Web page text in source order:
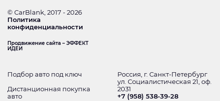
© CarBlank, 2017 - 2026
Политика
конфиденциальности
Продвижение сайта – ЭФФЕКТ
ИДЕИ
Подбор авто под ключ
Дистанционная покупка
авто
Россия, г. Санкт-Петербург
ул. Социалистическая 21, оф.
2031
+7 (958) 538-39-28